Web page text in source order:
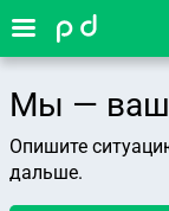
Мы — ваш
Опишите
дальше.